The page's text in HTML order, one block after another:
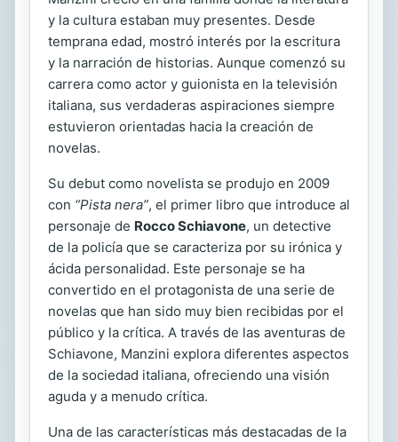
y la cultura estaban muy presentes. Desde
temprana edad, mostró interés por la escritura
y la narración de historias. Aunque comenzó su
carrera como actor y guionista en la televisión
italiana, sus verdaderas aspiraciones siempre
estuvieron orientadas hacia la creación de
novelas.
Su debut como novelista se produjo en 2009
con “Pista nera”, el primer libro que introduce al
personaje de Rocco Schiavone, un detective
de la policía que se caracteriza por su irónica y
ácida personalidad. Este personaje se ha
convertido en el protagonista de una serie de
novelas que han sido muy bien recibidas por el
público y la crítica. A través de las aventuras de
Schiavone, Manzini explora diferentes aspectos
de la sociedad italiana, ofreciendo una visión
aguda y a menudo crítica.
Una de las características más destacadas de la